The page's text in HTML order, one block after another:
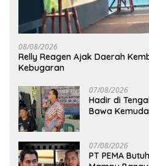
08/08/2026
Relly Reagen Ajak Daerah
Kebugaran
07/08/2026
Hadir di
Bawa
07/08/2026
PT PEMA